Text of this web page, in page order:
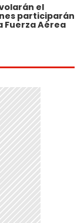
el
participarán
Fuerza Aérea